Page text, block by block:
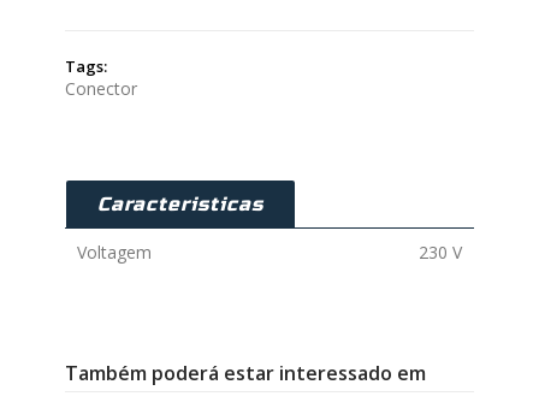
Tags:
Conector
Caracteristicas
Voltagem 230 V
Também poderá estar interessado em